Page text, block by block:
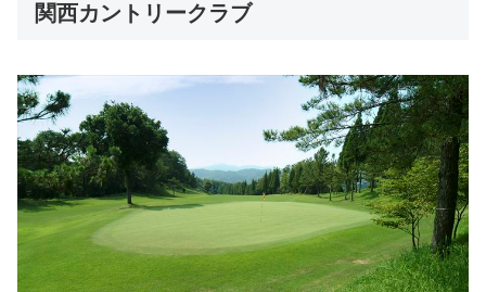
関西カントリークラブ